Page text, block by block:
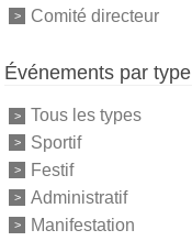
Comité directeur
Événements par type
Tous les types
Sportif
Festif
Administratif
Manifestation